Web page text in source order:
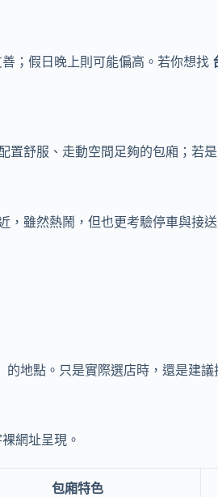
；假日晚上則可能偏高。若你想找
舒服、走動空間足夠的包廂；若
雖然熱鬧，但也更考驗停車與接
地點。只是實際選店時，還是建
網址呈現。
包廂特色